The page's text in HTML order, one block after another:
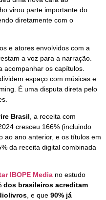
virou parte importante do
diretamente com o
e atores envolvidos com a
a voz para a narração.
acompanhar os capítulos.
espaço com músicas e
É uma disputa direta pelo
Brasil , a receita com
cresceu 166% (incluindo
ao ano anterior, e os títulos em
da receita digital combinada
IBOPE Media no estudo
dos brasileiros acreditam
, e que 90% já